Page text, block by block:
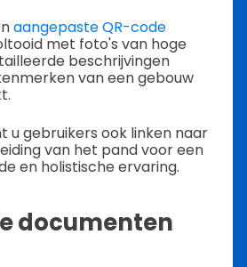
aangepaste QR-code
met foto's van hoge
beschrijvingen
van een gebouw
u gebruikers ook linken naar
van het pand voor een
en holistische ervaring.
documenten